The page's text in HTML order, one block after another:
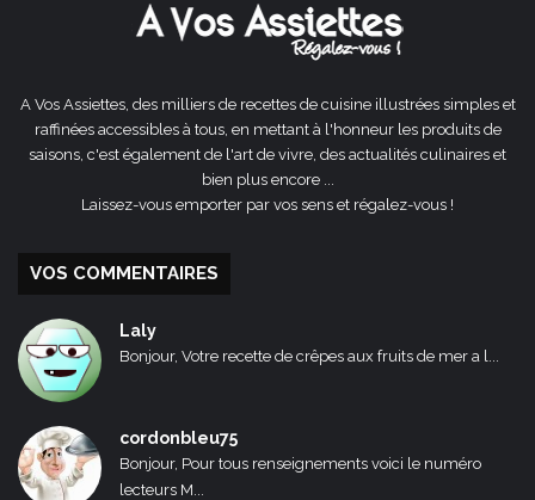
A Vos Assiettes, des milliers de recettes de cuisine illustrées simples et
raffinées accessibles à tous, en mettant à l'honneur les produits de
saisons, c'est également de l'art de vivre, des actualités culinaires et
bien plus encore ...
Laissez-vous emporter par vos sens et régalez-vous !
VOS COMMENTAIRES
Laly
Bonjour, Votre recette de crêpes aux fruits de mer a l...
cordonbleu75
Bonjour, Pour tous renseignements voici le numéro
lecteurs M...